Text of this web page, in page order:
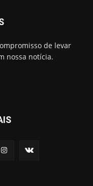
de levar
nossa notícia.